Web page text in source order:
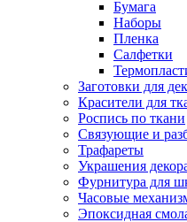
Бумага
Наборы
Пленка
Салфетки
Заготовки для
Красители для
Роспись по ткани
Связующие и
Трафареты
Украшения
Фурнитура для
Часовые
Эпоксидная